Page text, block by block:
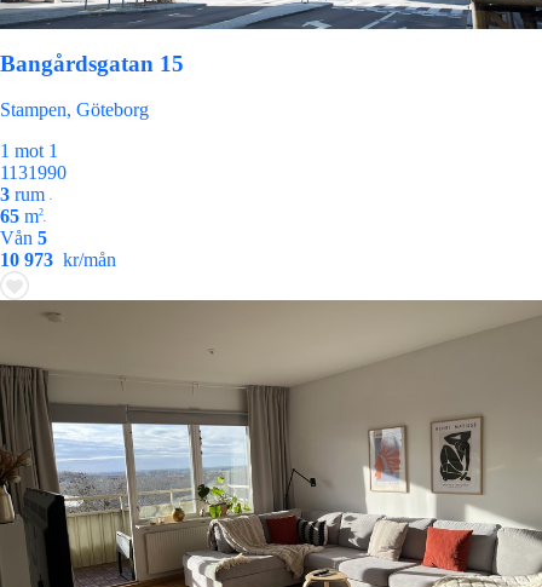
Bangårdsgatan 15
Stampen, Göteborg
1 mot 1
1131990
3 rum •
65 m2
•
Vån 5
10 973 kr/mån